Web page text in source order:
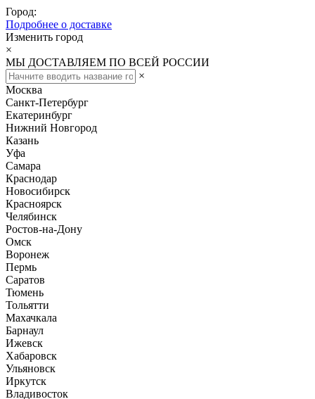
Город:
Подробнее о доставке
Изменить город
×
МЫ ДОСТАВЛЯЕМ ПО ВСЕЙ РОССИИ
×
Москва
Санкт-Петербург
Екатеринбург
Нижний Новгород
Казань
Уфа
Самара
Краснодар
Новосибирск
Красноярск
Челябинск
Ростов-на-Дону
Омск
Воронеж
Пермь
Саратов
Тюмень
Тольятти
Махачкала
Барнаул
Ижевск
Хабаровск
Ульяновск
Иркутск
Владивосток